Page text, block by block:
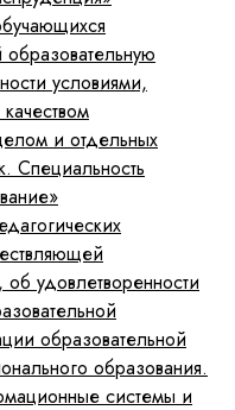
условиями,
и отдельных
Специальность
об удовлетворенности
образовательной
образования.
системы и